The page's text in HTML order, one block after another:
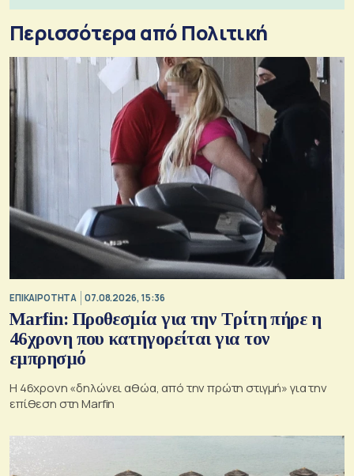
Περισσότερα από Πολιτική
ΕΠΙΚΑΙΡΟΤΗΤΑ 07.08.2026, 15:36
Marfin: Προθεσμία για την Τρίτη πήρε η
46χρονη που κατηγορείται για τον
εμπρησμό
H 46χρονη «δηλώνει αθώα, από την πρώτη στιγμή» για την
επίθεση στη Marfin